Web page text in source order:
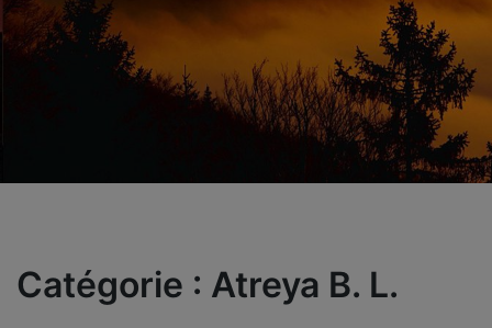
Catégorie : Atreya B. L.